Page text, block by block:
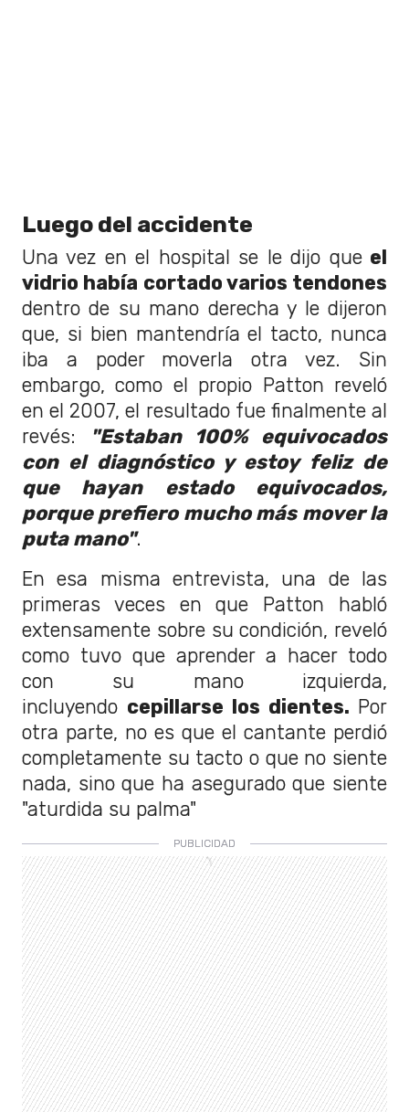
Luego del accidente
Una vez en el hospital se le dijo queel
vidrio había cortado varios tendones
dentro de su mano derecha y le dijeron
que, si bien mantendría el tacto, nunca
iba a poder moverla otra vez. Sin
embargo, como el propio Patton reveló
en el 2007, el resultado fue finalmente al
revés:
"Estaban 100% equivocados
con el diagnóstico y estoy feliz de
que hayan estado equivocados,
porque prefiero mucho más mover la
puta mano".
En esa misma entrevista, una de las
primeras veces en que Patton habló
extensamente sobre su condición, reveló
como tuvo que aprender a hacer todo
con su mano izquierda,
incluyendo cepillarse los dientes. Por
otra parte, no es que el cantante perdió
completamente su tacto o que no siente
nada, sino que ha asegurado que siente
"aturdida su palma"